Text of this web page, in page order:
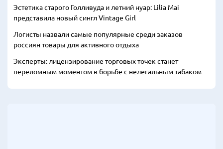
Эстетика старого Голливуда и летний нуар: Lilia Mai
представила новый сингл Vintage Girl
Логисты назвали самые популярные среди заказов
россиян товары для активного отдыха
Эксперты: лицензирование торговых точек станет
переломным моментом в борьбе с нелегальным табаком